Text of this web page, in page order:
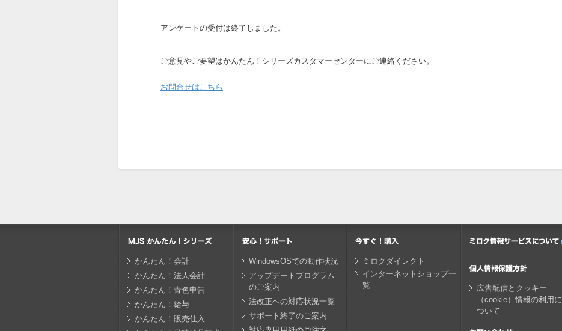
アンケートの受付は終了しました。
ご意見やご要望はかんたん！シリーズカスタマーセンターにご連絡ください。
お問合せはこちら
かんたん！会計
かんたん！法人会計
かんたん！青色申告
かんたん！給与
かんたん！販売仕入
WindowsOSでの動作状況
アップデートプログラム
のご案内
法改正への対応状況一覧
サポート終了のご案内
ミロクダイレクト
インターネットショップ一
覧
広告配信とクッキー
（cookie）情報の利用に
ついて